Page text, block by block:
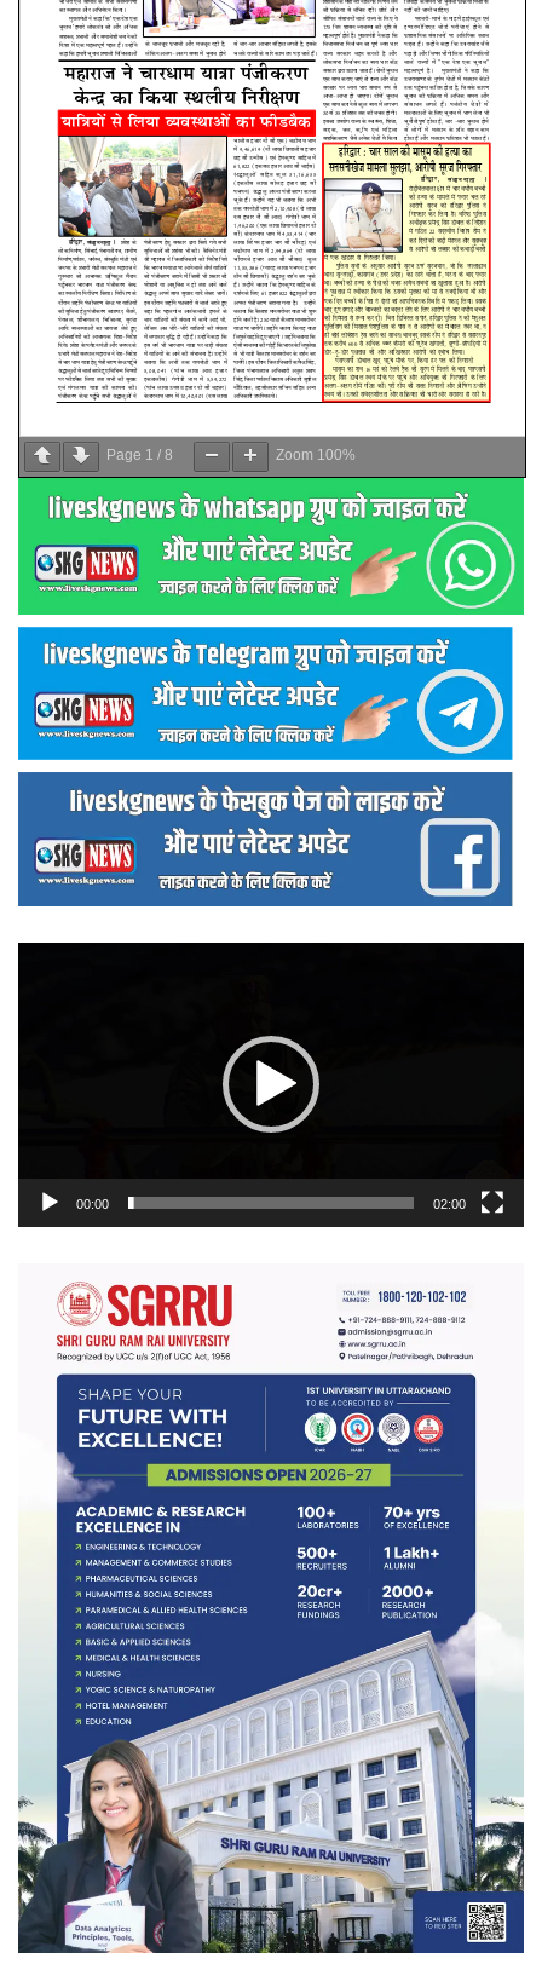
Page 1 / 8 Zoom 100%
00:00 02:00